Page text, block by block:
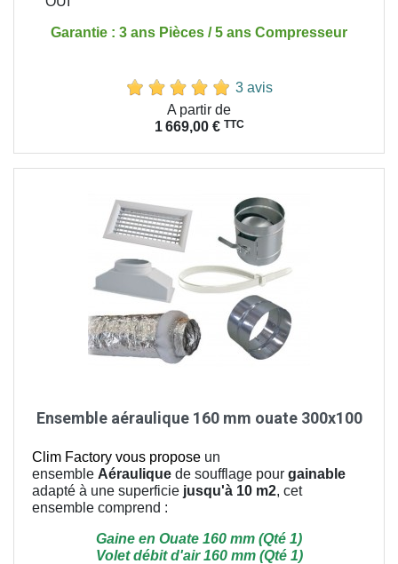
Garantie : 3 ans Pièces / 5 ans Compresseur
3 avis
A partir de
1 669,00 € TTC
Ensemble aéraulique 160 mm ouate 300x100
Clim Factory vous propose un
ensemble Aéraulique de soufflage pour gainable
adapté à une superficie jusqu'à 10 m2, cet
ensemble comprend :
Gaine en Ouate 160 mm (Qté 1)
Volet débit d'air 160 mm (Qté 1)